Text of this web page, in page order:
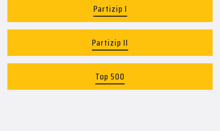
Partizip I
Partizip II
Top 500